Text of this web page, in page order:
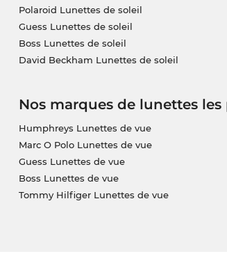
Polaroid Lunettes de soleil
Guess Lunettes de soleil
Boss Lunettes de soleil
David Beckham Lunettes de soleil
Nos marques de lunettes
Humphreys Lunettes de vue
Marc O Polo Lunettes de vue
Guess Lunettes de vue
Boss Lunettes de vue
Tommy Hilfiger Lunettes de vue